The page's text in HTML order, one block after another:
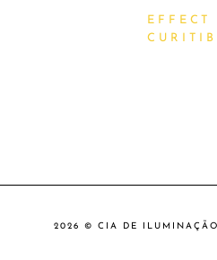
2026 © CIA DE